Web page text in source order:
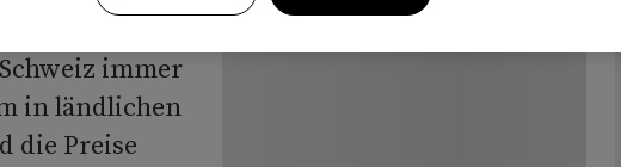
immer
in ländlichen
die Preise